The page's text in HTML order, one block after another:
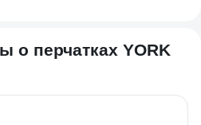
о перчатках YORK